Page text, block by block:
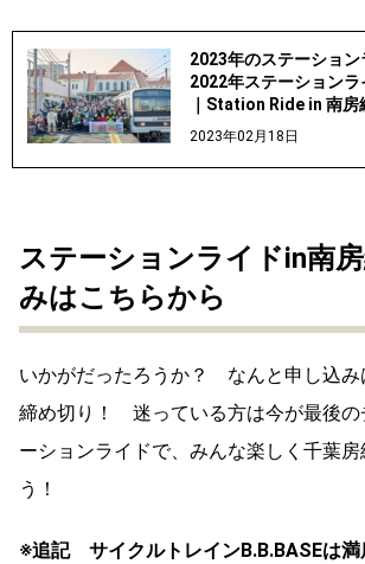
2023年のステーショ
2022年ステーションラ
｜Station Ride in 南房
2023年02月18日
ステーションライドin南
みはこちらから
いかがだったろうか？ なんと申し込み
締め切り！ 迷っている方は今が最後
ーションライドで、みんな楽しく千葉房
う！
※追記 サイクルトレインB.B.BASEは満